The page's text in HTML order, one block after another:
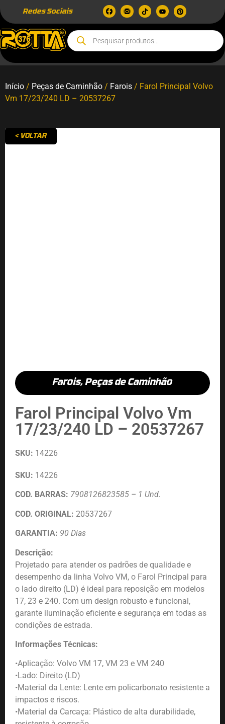
Redes Sociais
Início / Peças de Caminhão / Farois / Farol Principal Volvo
Vm 17/23/240 LD – 20537267
< VOLTAR
Farois,Peças de Caminhão
Farol Principal Volvo Vm
17/23/240 LD – 20537267
SKU: 14226
SKU: 14226
COD. BARRAS: 7908126823585 – 1 Und.
COD. ORIGINAL: 20537267
GARANTIA: 90 Dias
Descrição:
Projetado para atender os padrões de qualidade e
desempenho da linha Volvo VM, o Farol Principal para
o lado direito (LD) é ideal para reposição em modelos
17, 23 e 240. Com um design robusto e funcional,
garante iluminação eficiente e segurança em todas as
condições de estrada.
Informações Técnicas:
•Aplicação: Volvo VM 17, VM 23 e VM 240
•Lado: Direito (LD)
•Material da Lente: Lente em policarbonato resistente a
impactos e riscos.
•Material da Carcaça: Plástico de alta durabilidade,